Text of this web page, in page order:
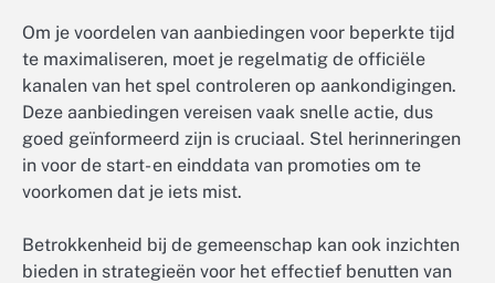
Om je voordelen van aanbiedingen voor beperkte tijd
te maximaliseren, moet je regelmatig de officiële
kanalen van het spel controleren op aankondigingen.
Deze aanbiedingen vereisen vaak snelle actie, dus
goed geïnformeerd zijn is cruciaal. Stel herinneringen
in voor de start- en einddata van promoties om te
voorkomen dat je iets mist.
Betrokkenheid bij de gemeenschap kan ook inzichten
bieden in strategieën voor het effectief benutten van